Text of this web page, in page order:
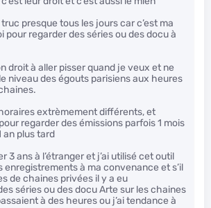
presque tous les jours car c’est ma
pour regarder des séries ou des docu à
droit à aller pisser quand je veux et ne
niveau des égouts parisiens aux heures
extrèmement différents, et
regarder des émissions parfois 1 mois
an plus tard
3 ans à l’étranger et j’ai utilisé cet outil
enregistrements à ma convenance et s’il
de chaines privées il y a eu
séries ou des docu Arte sur les chaines
à des heures ou j’ai tendance à